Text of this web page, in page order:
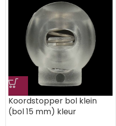
Koordstopper bol klein
(bol 15 mm) kleur